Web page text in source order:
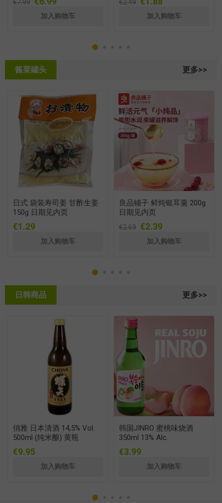
€7.99 €2.49
酱菜罐头 更多>>
日式 袋装寿司姜 甘酢生姜
150g 日期见内页
€1.29
良品铺子 鲜炖银耳羹 200g
日期见内页
€2.69 €2.39
日韩商品 更多>>
俏雅 日本清酒 14,5% Vol.
500ml (纯米酿) 黄瓶
€9.95
韩国JINRO 蜜桃味烧酒
350ml 13% Alc.
€3.99